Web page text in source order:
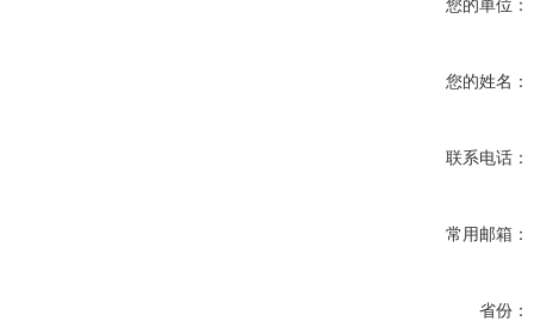
您的单位：
您的姓名：
联系电话：
常用邮箱：
省份：